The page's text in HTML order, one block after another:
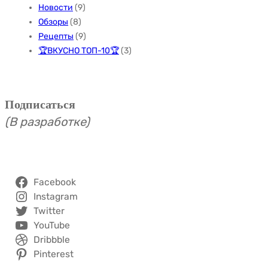
Новости (9)
Обзоры (8)
Рецепты (9)
🏆ВКУСНО ТОП-10🏆(3)
Подписаться
(В разработке)
Facebook
Instagram
Twitter
YouTube
Dribbble
Pinterest